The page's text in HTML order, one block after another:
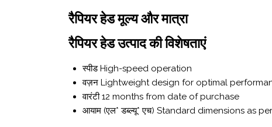
रैपियर हेड मूल्य और मात्रा
रैपियर हेड उत्पाद की विशेषताएं
स्पीड High-speed operation
वज़न Lightweight design for optimal
वारंटी 12 months from date of purchase
आयाम (एल* डब्ल्यू* एच) Standard dimensions as